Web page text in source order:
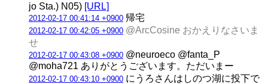
jo Sta.) N05) [URL]
2012-02-17 00:41:14 +0900 帰宅
2012-02-17 00:42:05 +0900 @ArcCosine おかえりなさいま
せ
2012-02-17 00:43:08 +0900 @neuroeco @fanta_P
@moha721 ありがとうございます。ただいまー
2012-02-17 00:43:10 +0900 にうろさんはしのつ湖に投下で